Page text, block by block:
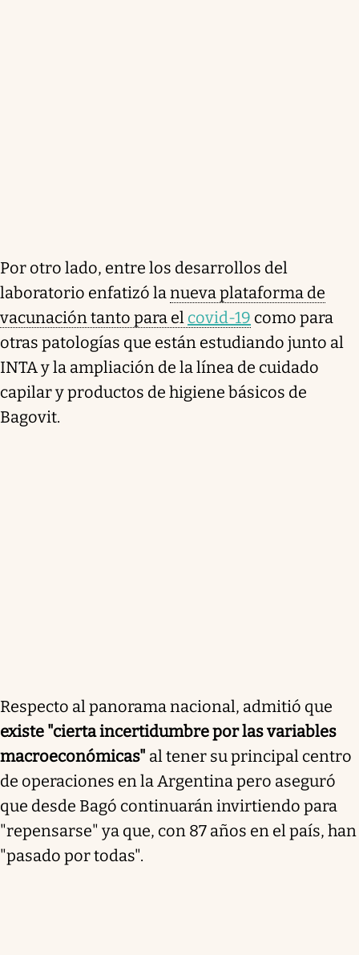
Por otro lado, entre los desarrollos del
laboratorio enfatizó lanueva plataforma de
vacunación tanto para el covid-19 como para
otras patologías que están estudiando junto al
INTA y la ampliación de la línea de cuidado
capilar y productos de higiene básicos de
Bagovit.
Respecto al panorama nacional, admitió que
existe "cierta incertidumbre por las variables
macroeconómicas" al tener su principal centro
de operaciones en la Argentina pero aseguró
que desde Bagó continuarán invirtiendo para
"repensarse" ya que, con 87 años en el país, han
"pasado por todas".